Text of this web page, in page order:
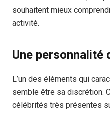
souhaitent mieux
activité.
Une personnalité
L’un des éléments qui
semble être sa discrétion.
célébrités très présentes